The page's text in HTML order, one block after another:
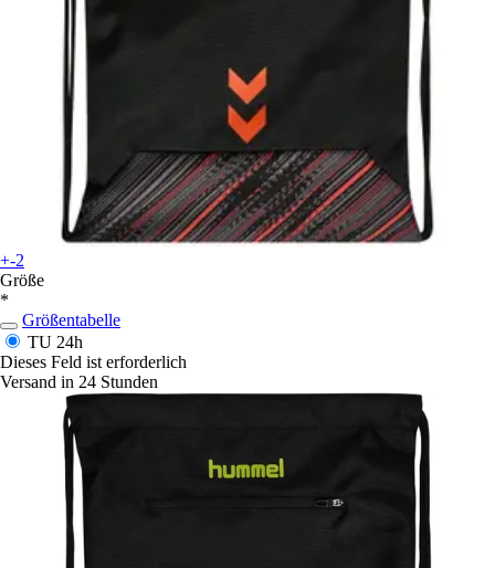
+-2
Größe
*
Größentabelle
TU 24h
Dieses Feld ist erforderlich
Versand in 24 Stunden